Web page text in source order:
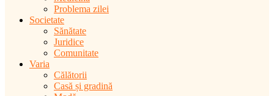
Problema zilei
Societate
Sănătate
Juridice
Comunitate
Varia
Călătorii
Casă și gradină